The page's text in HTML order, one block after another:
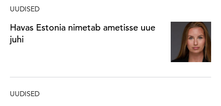
UUDISED
Havas Estonia nimetab ametisse uue
juhi
UUDISED